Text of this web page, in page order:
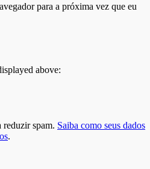
para a próxima vez que eu
above:
reduzir spam. Saiba como seus dados
.